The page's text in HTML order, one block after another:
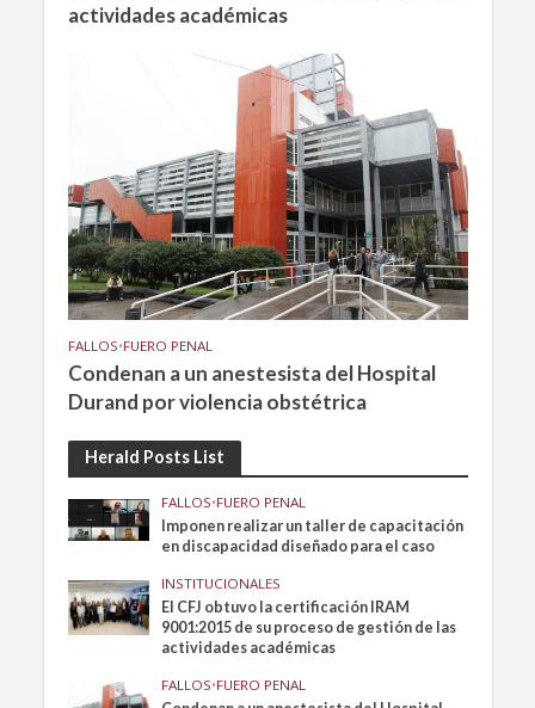
actividades académicas
FALLOS•FUERO PENAL
Condenan a un anestesista del Hospital
Durand por violencia obstétrica
Herald Posts List
FALLOS•FUERO PENAL
Imponen realizar un taller de capacitación
en discapacidad diseñado para el caso
INSTITUCIONALES
El CFJ obtuvo la certificación IRAM
9001:2015 de su proceso de gestión de las
actividades académicas
FALLOS•FUERO PENAL